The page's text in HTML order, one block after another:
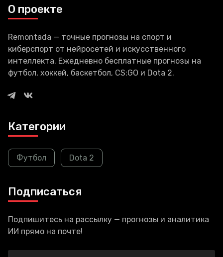
О проекте
Remontada — точные прогнозы на спорт и
киберспорт от нейросетей и искусственного
интеллекта. Ежедневно бесплатные прогнозы на
футбол, хоккей, баскетбол, CS:GO и Dota 2.
Категории
Футбол Dota 2
Подписаться
Подпишитесь на рассылку — прогнозы и аналитика
ИИ прямо на почте!